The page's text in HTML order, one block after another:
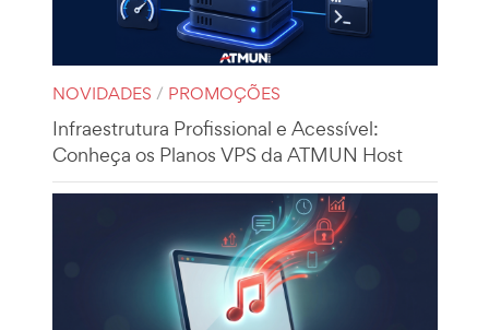
NOVIDADES / PROMOÇÕES
Infraestrutura Profissional e Acessível:
Conheça os Planos VPS da ATMUN Host